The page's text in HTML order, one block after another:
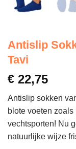
Antislip
Tavi
€ 22,75
Antislip sokken
blote voeten
vechtsporten! Nu
natuurlijke wijze